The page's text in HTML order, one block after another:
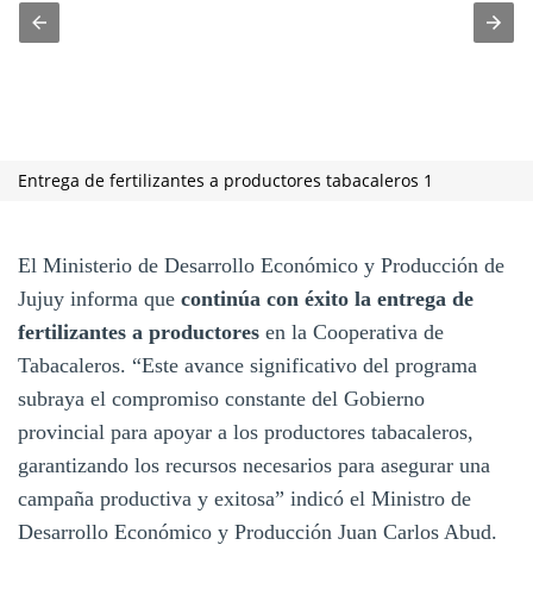
Entrega de fertilizantes a productores tabacaleros 1
El Ministerio de Desarrollo Económico y Producción de
Jujuy informa que continúa con éxito la entrega de
fertilizantes a productores en la Cooperativa de
Tabacaleros. “Este avance significativo del programa
subraya el compromiso constante del Gobierno
provincial para apoyar a los productores tabacaleros,
garantizando los recursos necesarios para asegurar una
campaña productiva y exitosa” indicó el Ministro de
Desarrollo Económico y Producción Juan Carlos Abud.